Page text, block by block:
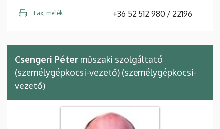
Fax, mellék +36 52 512 980 / 22196
Csengeri Péter műszaki szolgáltató
(személygépkocsi-vezető) (személygépkocsi-
vezető)